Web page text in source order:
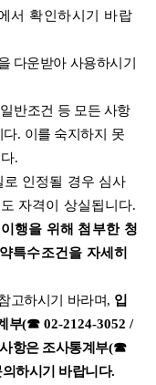
서 확인하시기 바랍
다운받아 사용하시기
반조건 등 모든 사항
다. 이를 숙지하지 못
.
인정될 경우 심사
자격이 상실됩니다.
행을 위해 첨부한 청
특수조건을 자세히
고하시기 바라며, 입
부(☎02-2124-3052 /
항은 조사통계부(☎
하시기 바랍니다.